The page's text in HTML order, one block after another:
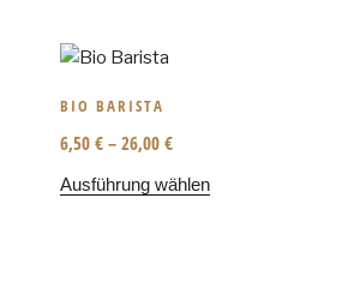
BIO BARISTA
6,50 € – 26,00 €
Ausführung wählen